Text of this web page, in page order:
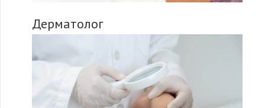
Дерматолог